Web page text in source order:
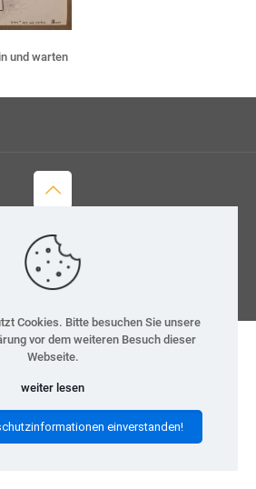
und warten
© 2026 H-Team e.V.
Datenschutz
Cookies. Bitte besuchen Sie unsere
vor dem weiteren Besuch dieser
Webseite.
weiter lesen
einverstanden!